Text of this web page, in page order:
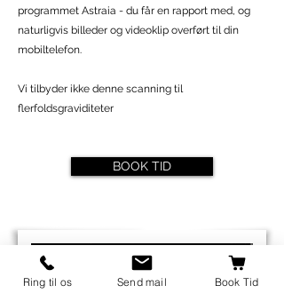
BOOK TID
programmet Astraia - du får en rapport med, og
naturligvis billeder og videoklip overført til din
mobiltelefon.
Vi tilbyder ikke denne scanning til
flerfoldsgraviditeter
Ring til os Send mail Book Tid